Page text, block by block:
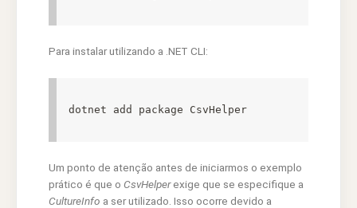
Para instalar utilizando a .NET CLI:
dotnet add package CsvHelper
Um ponto de atenção antes de iniciarmos o exemplo
prático é que o CsvHelperexige que se especifique a
CultureInfo a ser utilizado. Isso ocorre devido a